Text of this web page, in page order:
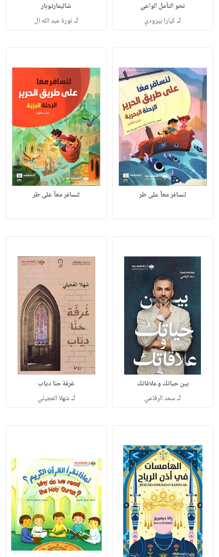
نحو التأمل الواعي
لـكيارا بيرودي
شاليمارتوبار
لـ نورة عبد الله ال
لنسافر معاً على طر لنسافر معاً على طر
بين حياتك وعلاقاتك
لـسعد الرفاعي
غرفة حنا دياب
لـشهلا العجيلي